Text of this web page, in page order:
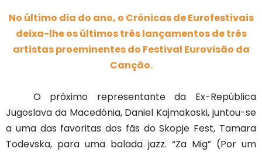
No último dia do ano, o Crónicas de Eurofestivais
deixa-lhe os últimos três lançamentos de três
artistas proeminentes do Festival Eurovisão da
Canção.
O próximo representante da Ex-República
Jugoslava da Macedónia, Daniel Kajmakoski, juntou-se
a uma das favoritas dos fãs do Skopje Fest, Tamara
Todevska, para uma balada jazz. “Za Mig” (Por um